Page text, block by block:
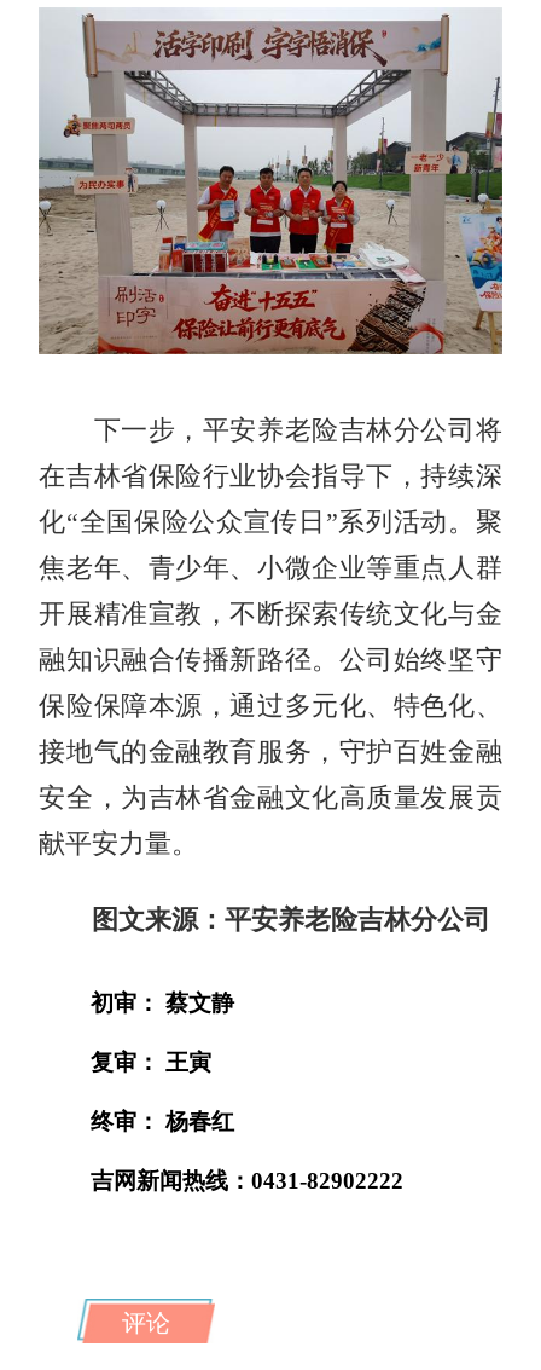
下一步，平安养老险吉林分公司将
在吉林省保险行业协会指导下，持续深
化“全国保险公众宣传日”系列活动。聚
焦老年、青少年、小微企业等重点人群
开展精准宣教，不断探索传统文化与金
融知识融合传播新路径。公司始终坚守
保险保障本源，通过多元化、特色化、
接地气的金融教育服务，守护百姓金融
安全，为吉林省金融文化高质量发展贡
献平安力量。
图文来源：平安养老险吉林分公司
初审： 蔡文静
复审： 王寅
终审： 杨春红
吉网新闻热线：0431-82902222
评论